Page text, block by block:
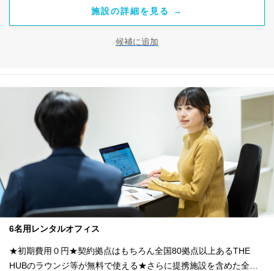
施設の詳細を見る →
候補に追加
6名用レンタルオフィス
★初期費用０円★契約拠点はもちろん全国80拠点以上あるTHE
HUBのラウンジ等が無料で使える★さらに提携施設を含めた全